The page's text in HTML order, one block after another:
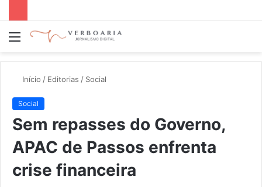
Menu
Início / Editorias / Social
Social
Sem repasses do Governo,
APAC de Passos enfrenta
crise financeira